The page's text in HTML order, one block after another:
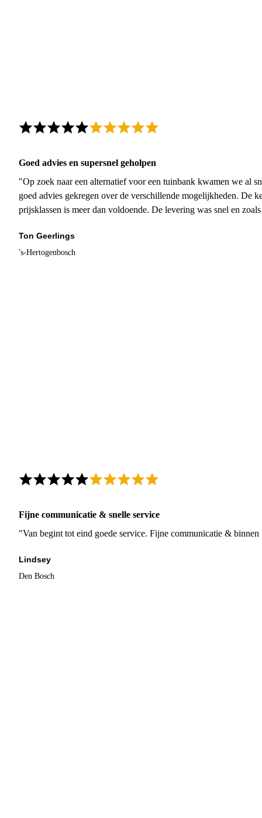
Goed advies en supersnel geholpen
"Op zoek naar een alternatief voor een tuinbank kwamen we al
goed advies gekregen over de verschillende mogelijkheden. De
prijsklassen is meer dan voldoende. De levering was snel en
Ton Geerlings
's-Hertogenbosch
Fijne communicatie & snelle service
"Van begint tot eind goede service. Fijne communicatie &
Lindsey
Den Bosch